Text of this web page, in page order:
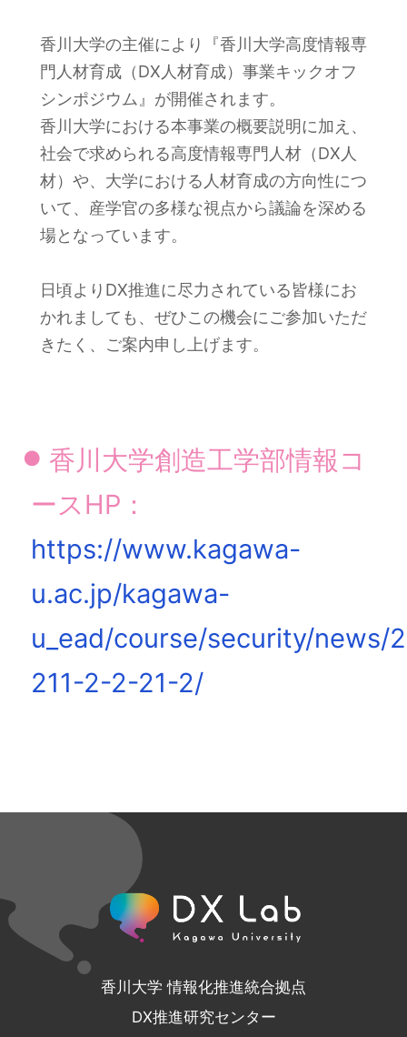
香川大学の主催により『香川大学高度情報専
門人材育成（DX人材育成）事業キックオフ
シンポジウム』が開催されます。
香川大学における本事業の概要説明に加え、
社会で求められる高度情報専門人材（DX人
材）や、大学における人材育成の方向性につ
いて、産学官の多様な視点から議論を深める
場となっています。
日頃よりDX推進に尽力されている皆様にお
かれましても、ぜひこの機会にご参加いただ
きたく、ご案内申し上げます。
香川大学創造工学部情報コ
ースHP：
https://www.kagawa-
u.ac.jp/kagawa-
u_ead/course/security/news/
211-2-2-21-2/
香川大学 情報化推進統合拠点
DX推進研究センター